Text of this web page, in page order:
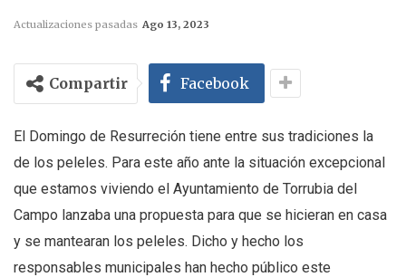
Actualizaciones pasadas Ago 13, 2023
Compartir Facebook
El Domingo de Resurreción tiene entre sus tradiciones la
de los peleles. Para este año ante la situación excepcional
que estamos viviendo el Ayuntamiento de Torrubia del
Campo lanzaba una propuesta para que se hicieran en casa
y se mantearan los peleles. Dicho y hecho los
responsables municipales han hecho público este